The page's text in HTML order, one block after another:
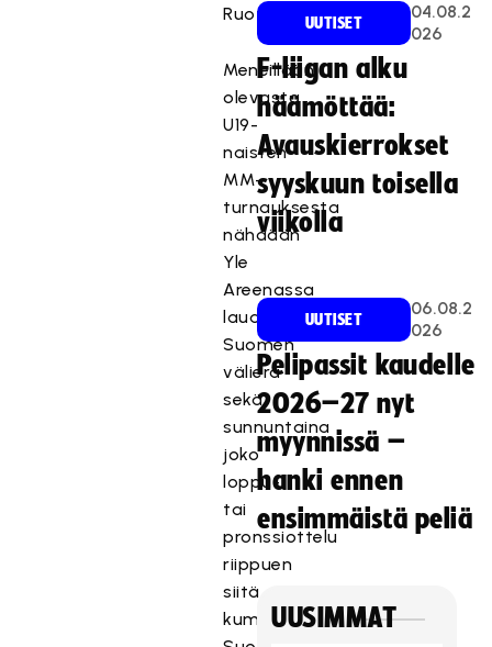
Ruotsin.
Meneillään
olevasta
U19-
naisten
MM-
turnauksesta
nähdään
Yle
Areenassa
lauantaina
Suomen
välierä
sekä
sunnuntaina
joko
loppu-
tai
pronssiottelu
riippuen
siitä,
kummassa
UUTISET
04.08.2
026
F-liigan alku
häämöttää:
Avauskierrokset
syyskuun toisella
viikolla
UUTISET
06.08.2
026
Pelipassit kaudelle
2026–27 nyt
myynnissä –
hanki ennen
ensimmäistä peliä
UUSIMMAT